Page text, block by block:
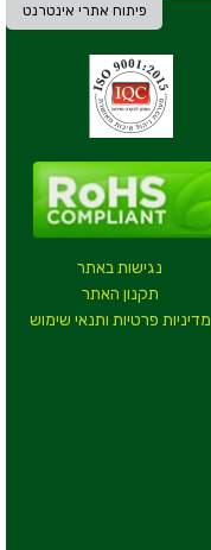
פיתוח אתרי אינטרנט
נגישות באתר
תקנון האתר
מדיניות פרטיות ותנאי שימוש